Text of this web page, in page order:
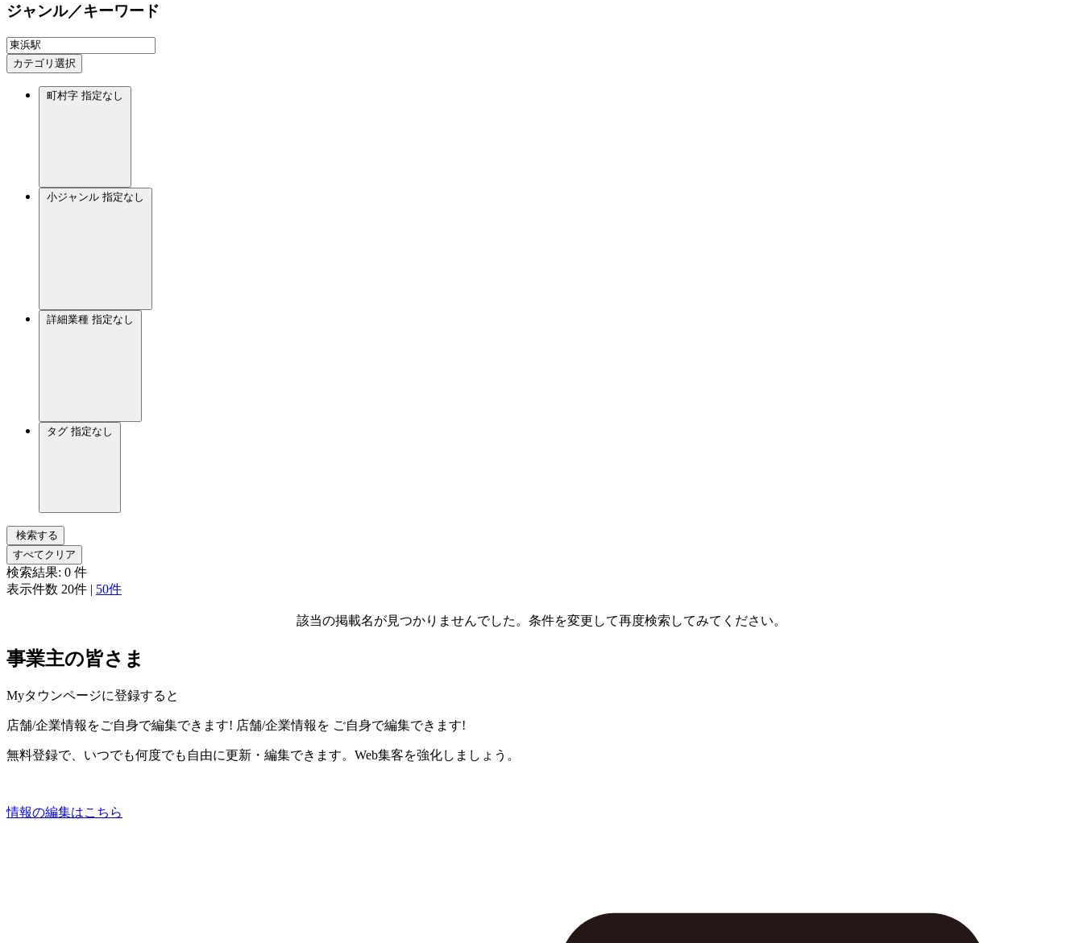
ジャンル／キーワード
カテゴリ選択
町村字 指定なし
小ジャンル 指定なし
詳細業種 指定なし
タグ 指定なし
検索する
すべてクリア
検索結果: 0 件
表示件数 20件 | 50件
該当の掲載名が見つかりませんでした。条件を変更して再度検索してみてください。
事業主の皆さま
Myタウンページに登録すると
店舗/企業情報をご自身で編集できます! 店舗/企業情報を ご自身で編集できます!
無料登録で、いつでも何度でも自由に更新・編集できます。Web集客を強化しましょう。
情報の編集はこちら